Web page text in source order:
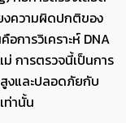
งความผิดปกติของ
การวิเคราะห์ DNA
การตรวจนี้เป็นการ
งและปลอดภัยกับ
ท่านั้น